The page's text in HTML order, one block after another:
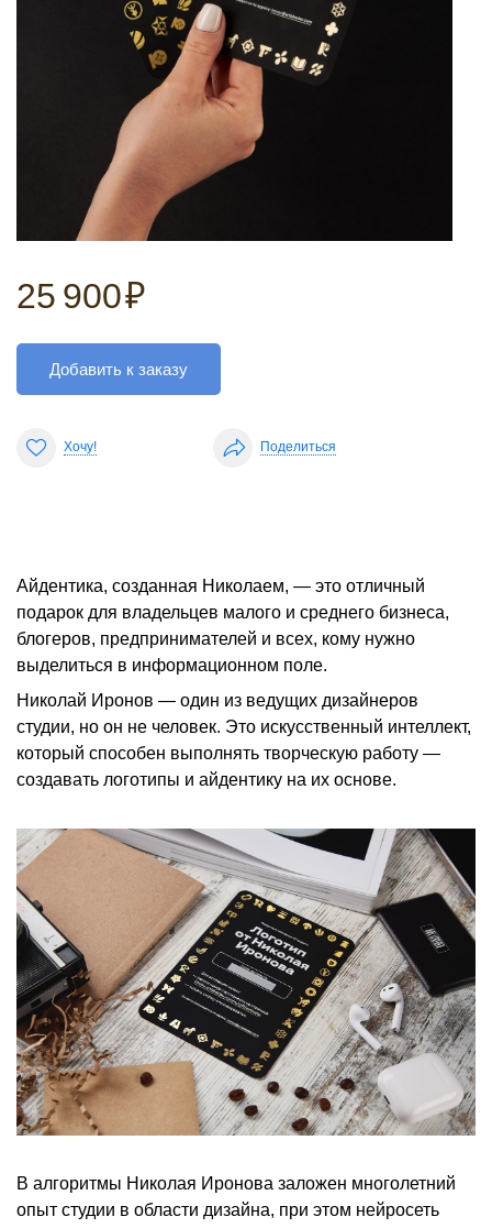
25 900₽
Добавить к заказу
Хочу! Поделиться
Айдентика, созданная Николаем, — это отличный
подарок для владельцев малого и среднего бизнеса,
блогеров, предпринимателей и всех, кому нужно
выделиться в информационном поле.
Николай Иронов — один из ведущих дизайнеров
студии, но он не человек. Это искусственный интеллект,
который способен выполнять творческую работу —
создавать логотипы и айдентику на их основе.
В алгоритмы Николая Иронова заложен многолетний
опыт студии в области дизайна, при этом нейросеть